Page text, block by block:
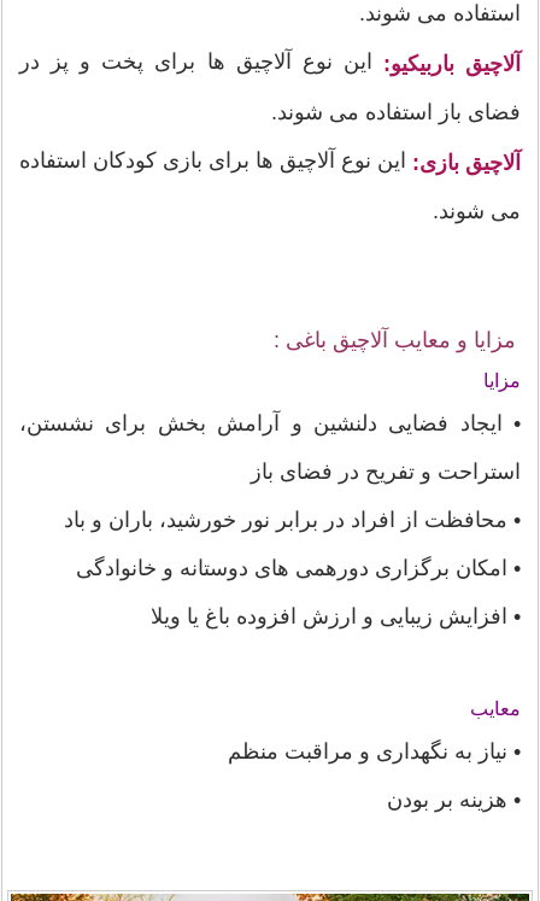
استفاده می شوند.
آلاچیق باربیکیو: این نوع آلاچیق ها برای پخت و پز در
فضای باز استفاده می شوند.
آلاچیق بازی: این نوع آلاچیق ها برای بازی کودکان استفاده
می شوند.
مزایا و معایب آلاچیق باغی :
مزایا
• ایجاد فضایی دلنشین و آرامش بخش برای نشستن،
استراحت و تفریح در فضای باز
• محافظت از افراد در برابر نور خورشید، باران و باد
• امکان برگزاری دورهمی های دوستانه و خانوادگی
• افزایش زیبایی و ارزش افزوده باغ یا ویلا
معایب
• نیاز به نگهداری و مراقبت منظم
• هزینه بر بودن